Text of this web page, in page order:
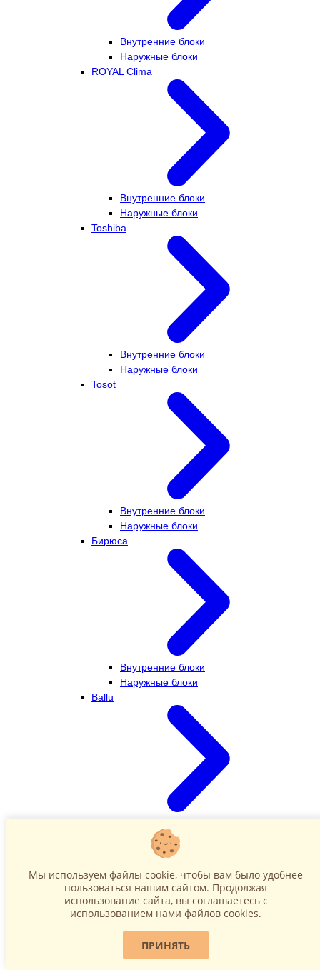
Внутренние блоки
Наружные блоки
ROYAL Clima
Внутренние блоки
Наружные блоки
Toshiba
Внутренние блоки
Наружные блоки
Tosot
Внутренние блоки
Наружные блоки
Бирюса
Внутренние блоки
Наружные блоки
Ballu
Наружные блоки
Мы используем файлы cookie, чтобы вам было удобнее
пользоваться нашим сайтом. Продолжая
использование сайта, вы соглашаетесь c
использованием нами файлов cookies.
ПРИНЯТЬ